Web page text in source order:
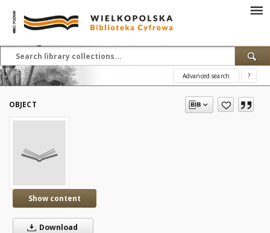
Advanced search ?
OBJECT
Show content
Download